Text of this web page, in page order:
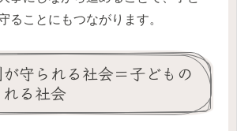
ることにもつながります。
守られる社会＝子どもの
る社会